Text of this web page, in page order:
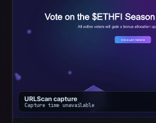
0
community
pulse
2026
URLScan capture
Capture time unavailable